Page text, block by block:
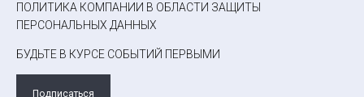
ПОЛИТИКА КОМПАНИИ В ОБЛАСТИ ЗАЩИТЫ
ПЕРСОНАЛЬНЫХ ДАННЫХ
БУДЬТЕ В КУРСЕ СОБЫТИЙ ПЕРВЫМИ
Подписаться